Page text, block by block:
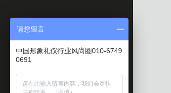
请您留言
中国形象礼仪行业风尚圈010-6749
0691